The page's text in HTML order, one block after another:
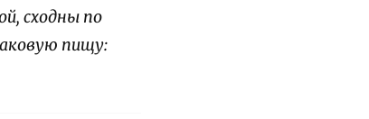
сходны по
пищу: